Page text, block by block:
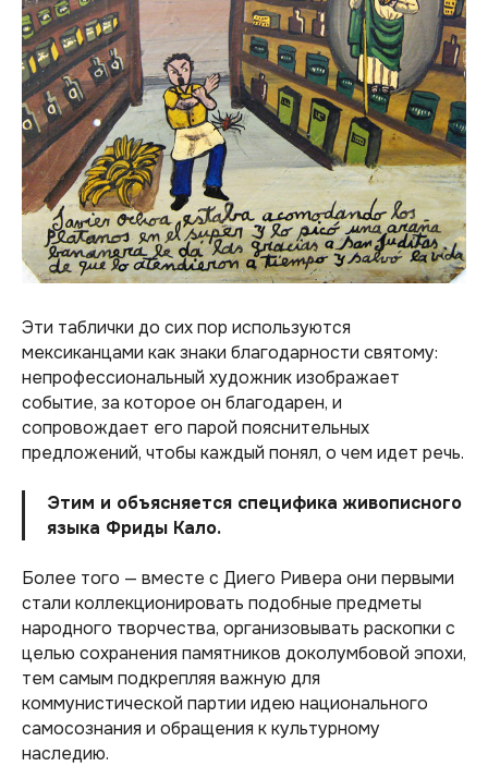
Эти таблички до сих пор используются
мексиканцами как знаки благодарности святому:
непрофессиональный художник изображает
событие, за которое он благодарен, и
сопровождает его парой пояснительных
предложений, чтобы каждый понял, о чем идет речь.
Этим и объясняется специфика живописного
языка Фриды Кало.
Более того — вместе с Диего Ривера они первыми
стали коллекционировать подобные предметы
народного творчества, организовывать раскопки с
целью сохранения памятников доколумбовой эпохи,
тем самым подкрепляя важную для
коммунистической партии идею национального
самосознания и обращения к культурному
наследию.